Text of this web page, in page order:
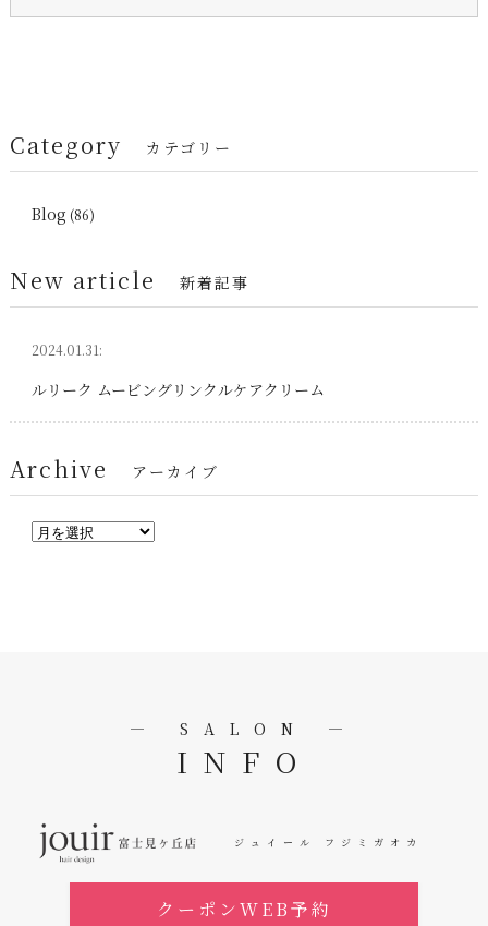
Category カテゴリー
Blog (86)
New article 新着記事
2024.01.31:
ルリーク ムービングリンクルケアクリーム
Archive アーカイブ
― SALON ―
INFO
ジュイール フジミガオカ
クーポンWEB予約